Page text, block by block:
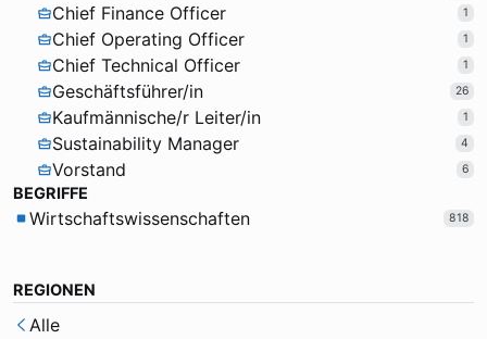
Chief Finance Officer 1
Chief Operating Officer 1
Chief Technical Officer 1
Geschäftsführer/in 26
Kaufmännische/r Leiter/in 1
Sustainability Manager 4
Vorstand 6
BEGRIFFE
Wirtschaftswissenschaften 818
REGIONEN
Alle